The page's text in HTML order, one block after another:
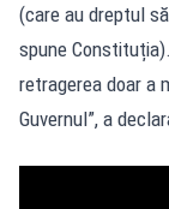
(care au dreptul
spune
retragerea doar a
Guvernul”, a